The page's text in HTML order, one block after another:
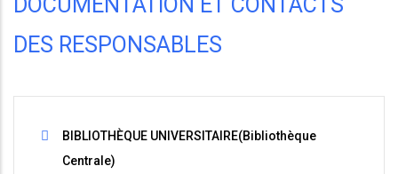
DES RESPONSABLES
BIBLIOTHÈQUE UNIVERSITAIRE(Bibliothèque
Centrale)